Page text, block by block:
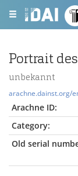
unbekannt
arachne.dainst.org/
Arachne ID:
Category:
Old serial